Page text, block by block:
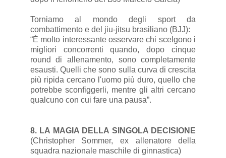
Torniamo al mondo degli sport da
combattimento e del jiu-jitsu brasiliano (BJJ):
“È molto interessante osservare chi scelgono i
migliori concorrenti quando, dopo cinque
round di allenamento, sono completamente
esausti. Quelli che sono sulla curva di crescita
più ripida cercano l'uomo più duro, quello che
potrebbe sconfiggerli, mentre gli altri cercano
qualcuno con cui fare una pausa”.
8. LA MAGIA DELLA SINGOLA DECISIONE
(Christopher Sommer, ex allenatore della
squadra nazionale maschile di ginnastica)